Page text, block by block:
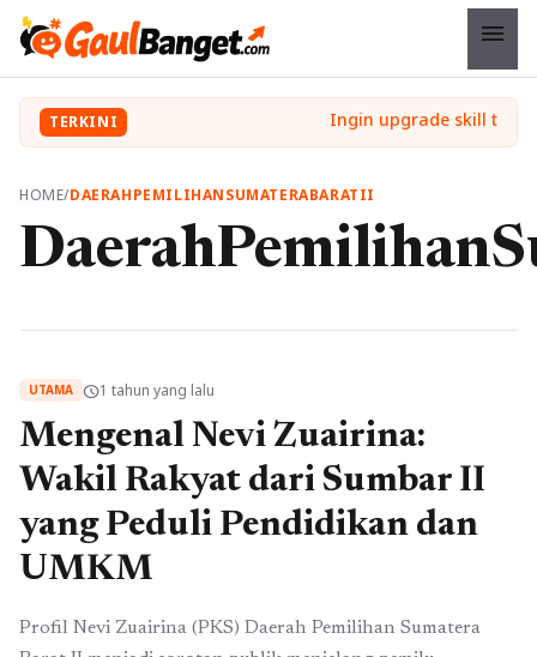
menu
TERKINI
HOME/DAERAHPEMILIHANSUMATERABARATII
UTAMA schedule1 tahun yang lalu
Mengenal Nevi Zuairina:
Wakil Rakyat dari Sumbar II
yang Peduli Pendidikan dan
UMKM
Profil Nevi Zuairina (PKS) Daerah Pemilihan Sumatera